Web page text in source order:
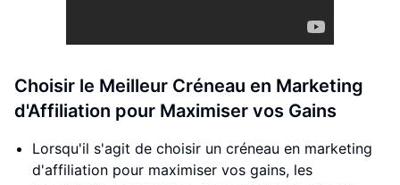
Choisir le Meilleur Créneau en Marketing
d'Affiliation pour Maximiser vos Gains
Lorsqu'il s'agit de choisir un créneau en marketing
d'affiliation pour maximiser vos gains, les